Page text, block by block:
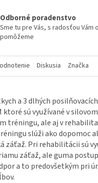
Odborné poradenstvo
Sme tu pre Vás, s radosťou Vám
pomôžeme
Diskusia Značka
a 3 dlhých
ktoré sú využívané v
tréningu, ale aj v
slúži ako dopomoc
záťaž. Pri rehabilitácii sú
záťaž, ale guma
a to predovšetkým pri